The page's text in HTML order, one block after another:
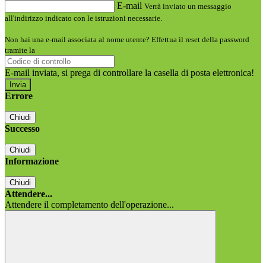
E-mail Verrà inviato un messaggio
all'indirizzo indicato con le istruzioni necessarie.
Non hai una e-mail associata al nome utente? Effettua il reset della password
tramite la
E-mail inviata, si prega di controllare la casella di posta elettronica!
Errore
Chiudi
Successo
Chiudi
Informazione
Chiudi
Attendere...
Attendere il completamento dell'operazione...